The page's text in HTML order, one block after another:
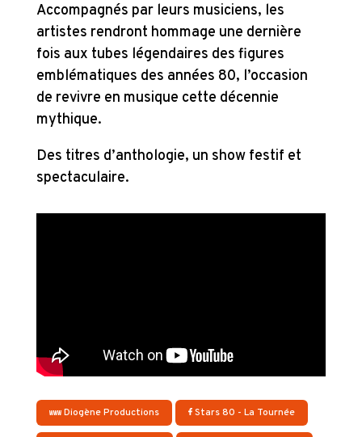
Accompagnés par leurs musiciens, les
artistes rendront hommage une dernière
fois aux tubes légendaires des figures
emblématiques des années 80, l’occasion
de revivre en musique cette décennie
mythique.
Des titres d’anthologie, un show festif et
spectaculaire.
Diogène Productions Stars 80 - La Tournée